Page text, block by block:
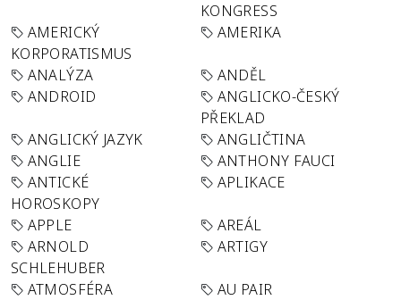
KONGRESS
AMERICKÝ
KORPORATISMUS
AMERIKA
ANALÝZA
ANDĚL
ANDROID
ANGLICKO-ČESKÝ
PŘEKLAD
ANGLICKÝ JAZYK
ANGLIČTINA
ANGLIE
ANTHONY FAUCI
ANTICKÉ
HOROSKOPY
APLIKACE
APPLE
AREÁL
ARNOLD
SCHLEHUBER
ARTIGY
ATMOSFÉRA
AU PAIR